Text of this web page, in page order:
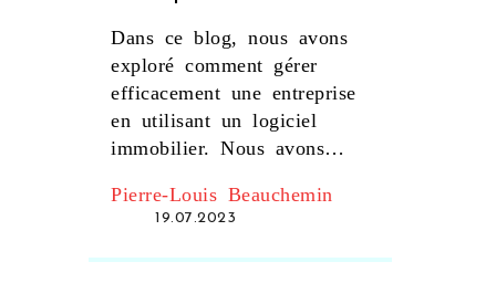
un logiciel immobilier
?
Dans ce blog, nous avons
exploré comment gérer
efficacement une entreprise
en utilisant un logiciel
immobilier. Nous avons
l'automatisation des tâches
administratives, de la
gestion des données
Pierre-Louis Beauchemin
19.07.2023